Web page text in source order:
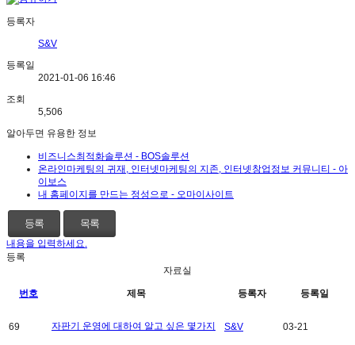
등록자
S&V
등록일
2021-01-06 16:46
조회
5,506
알아두면 유용한 정보
비즈니스최적화솔루션 - BOS솔루션
온라인마케팅의 귀재, 인터넷마케팅의 지존, 인터넷창업정보 커뮤니티 - 아
이보스
내 홈페이지를 만드는 정성으로 - 오마이사이트
등록 목록
내용을 입력하세요.
등록
자료실
번호 제목 등록자 등록일
69 자판기 운영에 대하여 알고 싶은 몇가지 S&V 03-21